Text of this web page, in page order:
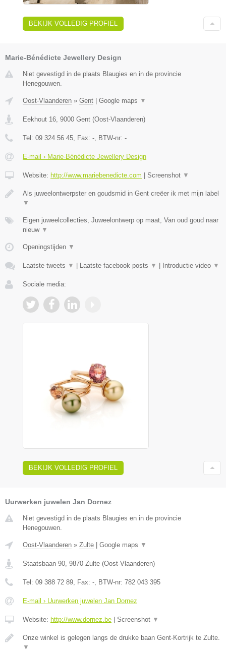
BEKIJK VOLLEDIG PROFIEL
Marie-Bénédicte Jewellery Design
Niet gevestigd in de plaats Blaugies en in de provincie
Henegouwen.
Oost-Vlaanderen » Gent Google maps ▼
Eekhout 16, 9000 Gent (Oost-Vlaanderen)
Tel: 09 324 56 45, Fax: -, BTW-nr: -
E-mail › Marie-Bénédicte Jewellery Design
Website: http://www.mariebenedicte.com Screenshot ▼
Als juweelontwerpster en goudsmid in Gent creëer ik met mijn label
▼
Eigen juweelcollecties, Juweelontwerp op maat, Van oud goud naar
nieuw ▼
Openingstijden ▼
Laatste tweets ▼ Laatste facebook posts ▼ Introductie video ▼
Sociale media:
BEKIJK VOLLEDIG PROFIEL
Uurwerken juwelen Jan Dornez
Niet gevestigd in de plaats Blaugies en in de provincie
Henegouwen.
Oost-Vlaanderen » Zulte Google maps ▼
Staatsbaan 90, 9870 Zulte (Oost-Vlaanderen)
Tel: 09 388 72 89, Fax: -, BTW-nr: 782 043 395
E-mail › Uurwerken juwelen Jan Dornez
Website: http://www.dornez.be Screenshot ▼
Onze winkel is gelegen langs de drukke baan Gent-Kortrijk te Zulte.
▼